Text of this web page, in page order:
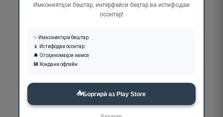
Имкониятҳои бештар, интерфейси беҳтар ва истифодаи
осонтар!
✨ Имкониятҳои бештар
📱 Истифодаи осонтар
🔔 Огоҳиномаҳои намоз
💾 Хондани офлайн
📥Боргирӣ аз Play Store